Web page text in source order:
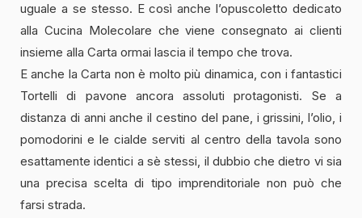
uguale a se stesso. E così anche l’opuscoletto dedicato
alla Cucina Molecolare che viene consegnato ai clienti
insieme alla Carta ormai lascia il tempo che trova.
E anche la Carta non è molto più dinamica, con i fantastici
Tortelli di pavone ancora assoluti protagonisti. Se a
distanza di anni anche il cestino del pane, i grissini, l’olio, i
pomodorini e le cialde serviti al centro della tavola sono
esattamente identici a sè stessi, il dubbio che dietro vi sia
una precisa scelta di tipo imprenditoriale non può che
farsi strada.